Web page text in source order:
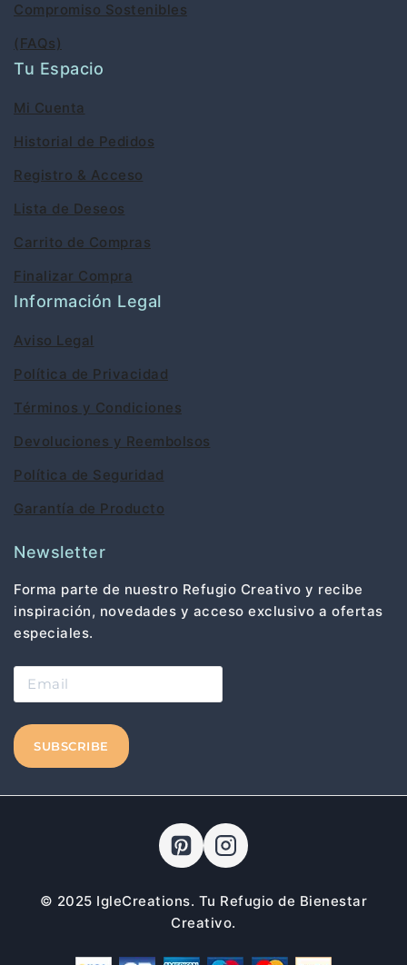
Compromiso Sostenibles
(FAQs)
Tu Espacio
Mi Cuenta
Historial de Pedidos
Registro & Acceso
Lista de Deseos
Carrito de Compras
Finalizar Compra
Información Legal
Aviso Legal
Política de Privacidad
Términos y Condiciones
Devoluciones y Reembolsos
Política de Seguridad
Garantía de Producto
Newsletter
Forma parte de nuestro Refugio Creativo y recibe
inspiración, novedades y acceso exclusivo a ofertas
especiales.
© 2025 IgleCreations. Tu Refugio de Bienestar
Creativo.